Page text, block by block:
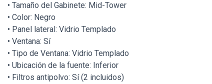
• Tamaño del Gabinete: Mid-Tower
• Color: Negro
• Panel lateral: Vidrio Templado
• Ventana: Sí
• Tipo de Ventana: Vidrio Templado
• Ubicación de la fuente: Inferior
• Filtros antipolvo: Sí (2 incluidos)